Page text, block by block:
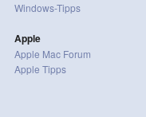
Windows-Tipps
Apple
Apple Mac Forum
Apple Tipps